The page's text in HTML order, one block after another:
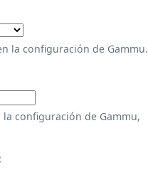
la configuración de Gammu.
configuración de Gammu,